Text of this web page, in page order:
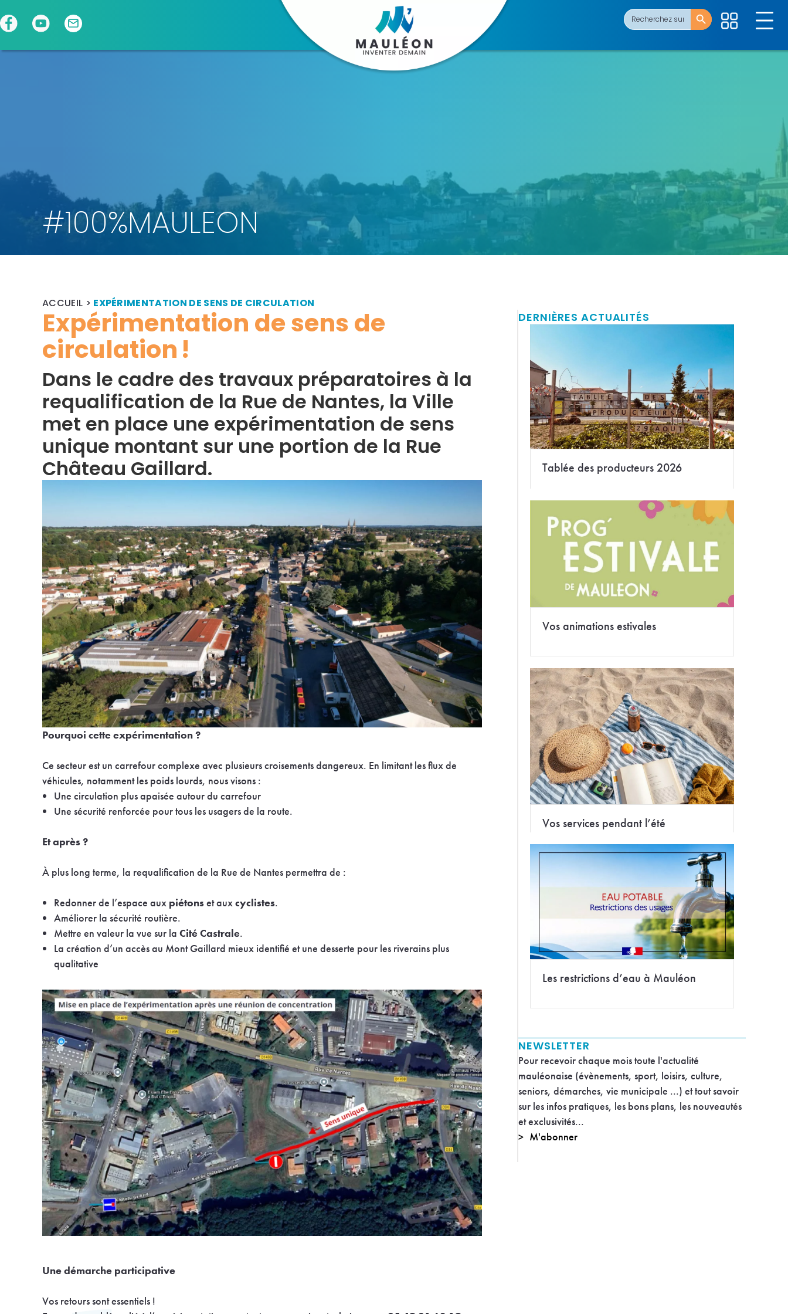
Search
for:
Search Button
#100%MAULEON
ACCUEIL > EXPÉRIMENTATION DE SENS DE CIRCULATION
Expérimentation de sens de
circulation !
Dans le cadre des travaux préparatoires à la
requalification de la Rue de Nantes, la Ville
met en place une expérimentation de sens
unique montant sur une portion de la Rue
Château Gaillard.
Pourquoi cette expérimentation ?
Ce secteur est un carrefour complexe avec plusieurs croisements dangereux. En limitant les flux de
véhicules, notamment les poids lourds, nous visons :
Une circulation plus apaisée autour du carrefour
Une sécurité renforcée pour tous les usagers de la route.
Et après ?
À plus long terme, la requalification de la Rue de Nantes permettra de :
Redonner de l’espace aux piétonset auxcyclistes.
Améliorer la sécurité routière.
Mettre en valeur la vue sur la Cité Castrale.
La création d’un accès au Mont Gaillard mieux identifié et une desserte pour les riverains plus
qualitative
Une démarche participative
Vos retours sont essentiels !
DERNIÈRES ACTUALITÉS
Tablée des producteurs 2026
Vos animations estivales
Vos services pendant l’été
Les restrictions d’eau à Mauléon
NEWSLETTER
Pour recevoir chaque mois toute l'actualité
mauléonaise (évènements, sport, loisirs, culture,
seniors, démarches, vie municipale ...) et tout savoir
sur les infos pratiques, les bons plans, les nouveautés
et exclusivités...
M'abonner